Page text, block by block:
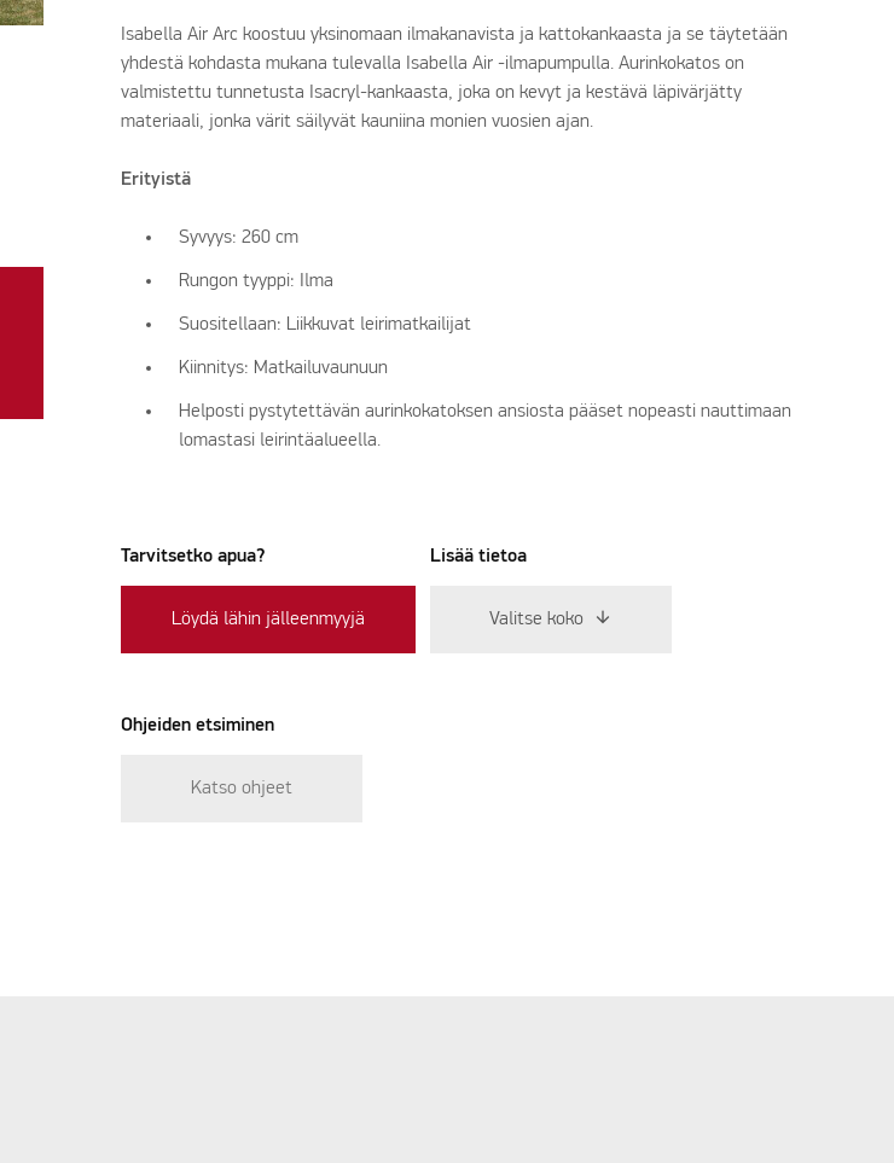
Isabella Air Arc koostuu yksinomaan ilmakanavista ja kattokankaasta ja se täytetään
yhdestä kohdasta mukana tulevalla Isabella Air -ilmapumpulla. Aurinkokatos on
valmistettu tunnetusta Isacryl-kankaasta, joka on kevyt ja kestävä läpivärjätty
materiaali, jonka värit säilyvät kauniina monien vuosien ajan.
Erityistä
Syvyys: 260 cm
Rungon tyyppi: Ilma
Suositellaan: Liikkuvat leirimatkailijat
Kiinnitys: Matkailuvaunuun
Helposti pystytettävän aurinkokatoksen ansiosta pääset nopeasti nauttimaan
lomastasi leirintäalueella.
Tarvitsetko apua?
Löydä lähin jälleenmyyjä
Lisää tietoa
Valitse koko
Ohjeiden etsiminen
Katso ohjeet